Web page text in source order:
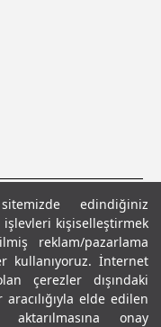
edindiğiniz
kişiselleştirmek
reklam/pazarlama
kullanıyoruz. İnternet
çerezler dışındaki
elde edilen
onay
MetniŞartlar ve Koşullar
Saklıdır.